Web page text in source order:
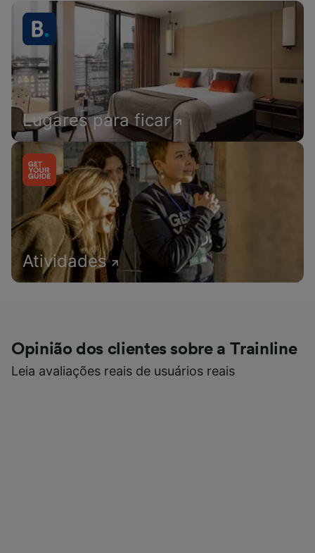
Lugares para ficar
Atividades
Opinião dos clientes sobre a Trainline
Leia avaliações reais de usuários reais